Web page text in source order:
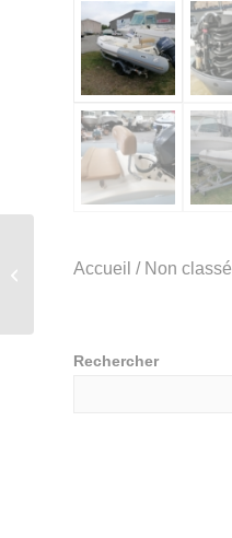
Accueil / Non classé
Rechercher
Jeanneau Merry Fisher